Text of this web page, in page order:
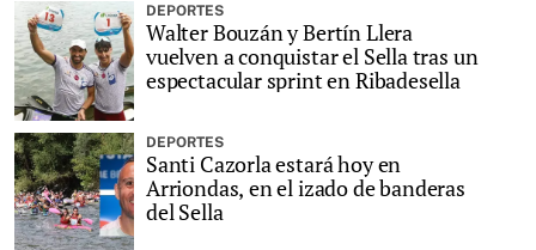
DEPORTES
Walter Bouzán y Bertín Llera
vuelven a conquistar el Sella tras un
espectacular sprint en Ribadesella
DEPORTES
Santi Cazorla estará hoy en
Arriondas, en el izado de banderas
del Sella